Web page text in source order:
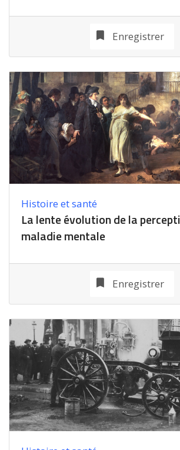
Enregistrer
Histoire et santé
La lente évolution de la
maladie mentale
Enregistrer